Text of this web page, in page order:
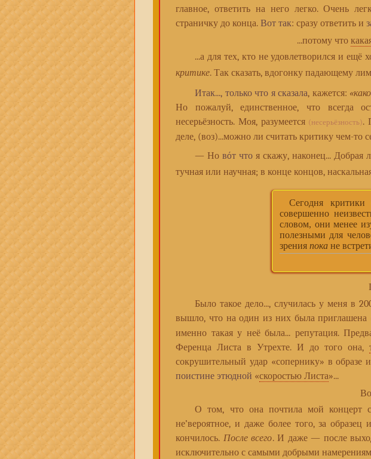
главное, ответить на него легко. Очень
страничку до конца.Вот так: сразу ответить и
...потому что
...а для тех, кто не удовлетворился и ещё
критике. Так сказать, вдогонку падающему
Итак..., только что я сказала, кажется:
Но пожалуй, единственное, что всегда
несерьёзность. Моя, разумеется (несерьёзность).
деле, (воз)...можно ли считать критику чем-то
— Новóт что я скажу, наконец... Добрая
тучная или научная; в конце концов,
Сегодня критики
совершенно
словом, они менее
полезными для
зрения покане
Было такое дело..., случилась у меня в
вышло, что на один из них была приглашена
именно такая у неё была... репутация.
Ференца Листа в Утрехте. И до того она,
сокрушительный удар «сопернику» в
поистине этюдной «скоростью Листа»...
О том, что она почтила мой концерт
не’вероятное, и даже более того, за образец
кончилось. После всего. И даже — после
исключительно с самыми добрыми